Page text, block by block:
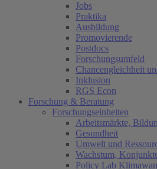
Jobs
Praktika
Ausbildung
Promovierende
Postdocs
Forschungsumfeld
Chancengleichheit
Inklusion
RGS Econ
Forschung & Beratung
Forschungseinheiten
Arbeitsmärkte,
Gesundheit
Umwelt und
Wachstum,
Policy Lab